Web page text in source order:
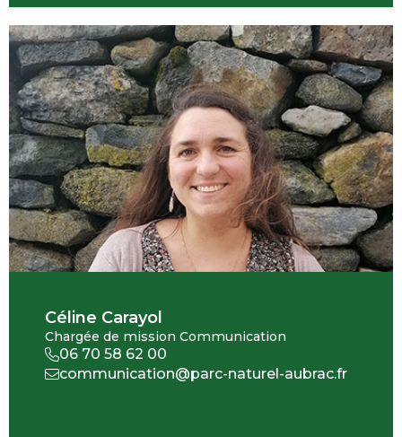
Céline Carayol
Chargée de mission Communication
06 70 58 62 00
communication@parc-naturel-aubrac.fr